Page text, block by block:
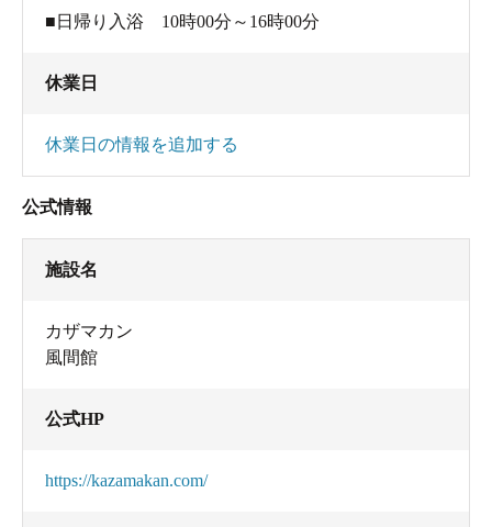
■日帰り入浴 10時00分～16時00分
休業日
休業日の情報を追加する
公式情報
施設名
カザマカン
風間館
公式HP
https://kazamakan.com/